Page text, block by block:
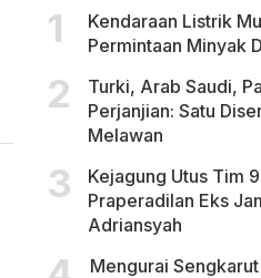
Kendaraan Listrik
Permintaan Minyak
Turki, Arab Saudi,
Perjanjian: Satu
Melawan
Kejagung Utus Tim
Praperadilan Eks
Adriansyah
Mengurai